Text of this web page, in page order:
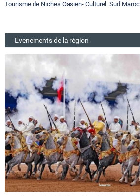
Tourisme de Niches Oasien- Culturel Sud Maroc
Evenements de la région